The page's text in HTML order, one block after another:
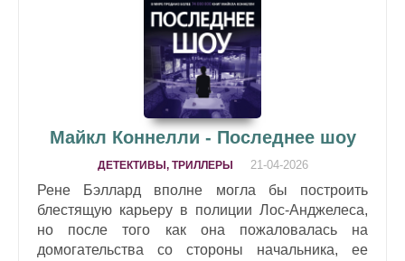
Майкл Коннелли - Последнее шоу
ДЕТЕКТИВЫ, ТРИЛЛЕРЫ 21-04-2026
Рене Бэллард вполне могла бы построить
блестящую карьеру в полиции Лос‑Анджелеса,
но после того как она пожаловалась на
домогательства со стороны начальника, ее